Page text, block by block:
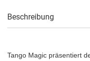
Beschreibung
Tango Magic präsentiert